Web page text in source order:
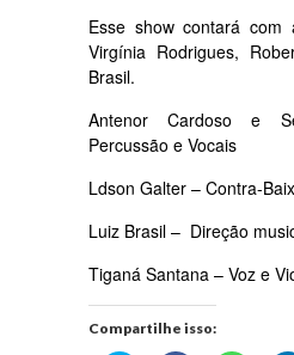
Esse show contará com
Virgínia Rodrigues,
Brasil.
Antenor Cardoso e
Percussão e Vocais
Ldson Galter – Contra-
Luiz Brasil – Direção
Tiganá Santana – Voz e
Compartilhe isso: